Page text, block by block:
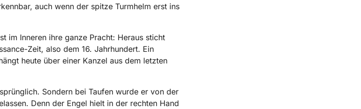
auch wenn der spitze Turmhelm erst ins
im Inneren ihre ganze Pracht: Heraus sticht
Zeit, also dem 16. Jahrhundert. Ein
heute über einer Kanzel aus dem letzten
Sondern bei Taufen wurde er von der
Denn der Engel hielt in der rechten Hand